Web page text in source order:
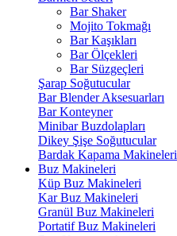
Bar Shaker
Mojito Tokmağı
Bar Kaşıkları
Bar Ölçekleri
Bar Süzgeçleri
Şarap Soğutucular
Bar Blender Aksesuarları
Bar Konteyner
Minibar Buzdolapları
Dikey Şişe Soğutucular
Bardak Kapama Makineleri
Buz Makineleri
Küp Buz Makineleri
Kar Buz Makineleri
Granül Buz Makineleri
Portatif Buz Makineleri